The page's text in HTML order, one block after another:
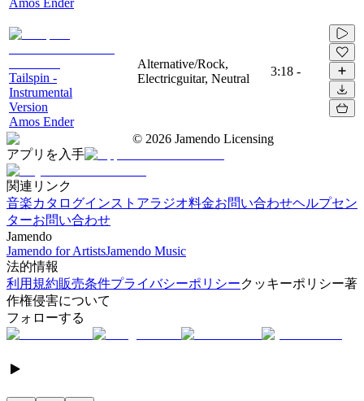
Tailspin -
Instrumental
Version
Amos Ender
Alternative/Rock,
Electricguitar, Neutral
3:18 -
© 2026 Jamendo Licensing
アプリを入手
関連リンク
音楽カタログインストアラジオ料金お問い合わせヘルプセン
ターお問い合わせ
Jamendo
Jamendo for ArtistsJamendo Music
法的情報
利用規約販売条件プライバシーポリシークッキーポリシー著
作権侵害について
フォローする